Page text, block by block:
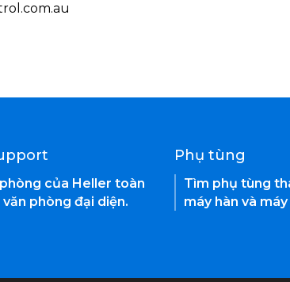
của Heller toàn
văn phòng đại diện.
Phụ tùng
Tìm phụ tùng
máy hàn và